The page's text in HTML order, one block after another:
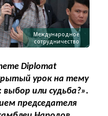
Международное
сотрудничество
Diplomat
урок на тему
или судьба?».
председателя